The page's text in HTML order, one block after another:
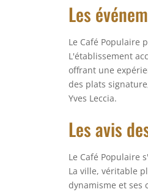
Les
Le Café Populaire
L'établissement
offrant une
des plats
Yves Leccia.
Les avis
Le Café Populaire
La ville, véritable
dynamisme et ses